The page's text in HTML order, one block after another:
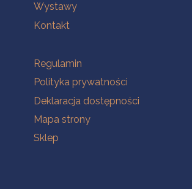
Wystawy
Kontakt
Na skróty
Regulamin
Polityka prywatności
Deklaracja dostępności
Mapa strony
Sklep